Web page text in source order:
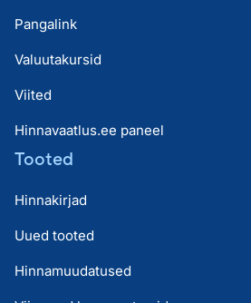
Pangalink
Valuutakursid
Viited
Hinnavaatlus.ee paneel
Tooted
Hinnakirjad
Uued tooted
Hinnamuudatused